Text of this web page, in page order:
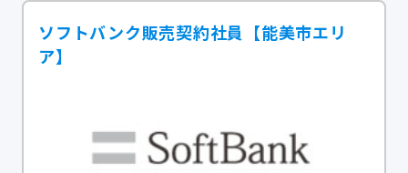
ソフトバンク販売契約社員【能美市エリ
ア】